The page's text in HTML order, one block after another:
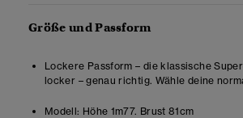
Größe und Passform
Lockere Passform – die klassische
locker – genau richtig. Wähle deine
Modell: Höhe 1m77. Brust 81cm